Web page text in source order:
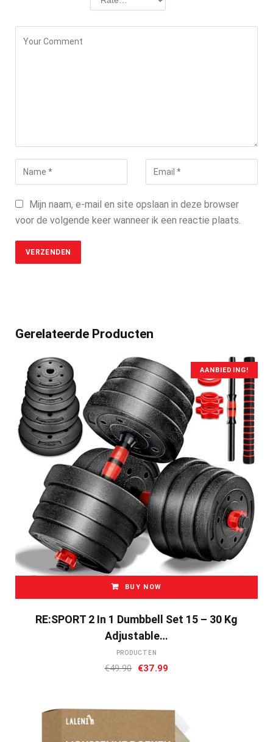
Mijn naam, e-mail en site opslaan in deze browser
voor de volgende keer wanneer ik een reactie plaats.
Gerelateerde Producten
AANBIEDING!
BUY NOW
RE:SPORT 2 In 1 Dumbbell Set 15 – 30 Kg
Adjustable…
PRODUCTEN
€49.90 Oorspronkelijke
€49.90.
€37.99
€37.99.